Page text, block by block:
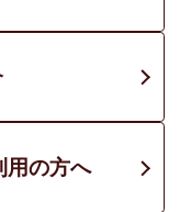
用の方へ